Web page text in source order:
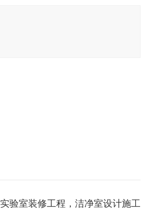
实验室装修工程，洁净室设计施工